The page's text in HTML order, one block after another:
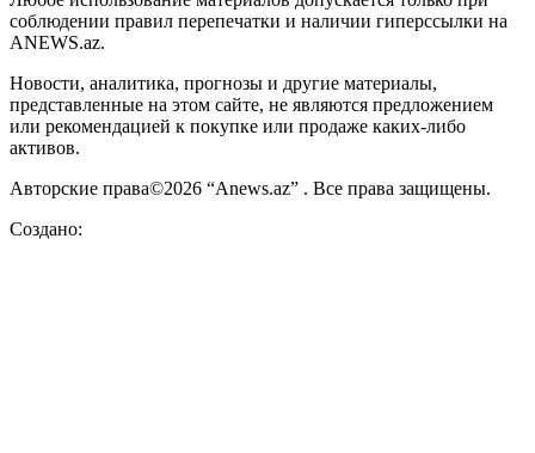
соблюдении правил перепечатки и наличии гиперссылки на
ANEWS.az.
Новости, аналитика, прогнозы и другие материалы,
представленные на этом сайте, не являются предложением
или рекомендацией к покупке или продаже каких-либо
активов.
Авторские права©2026 “Anews.az” . Все права защищены.
Создано: